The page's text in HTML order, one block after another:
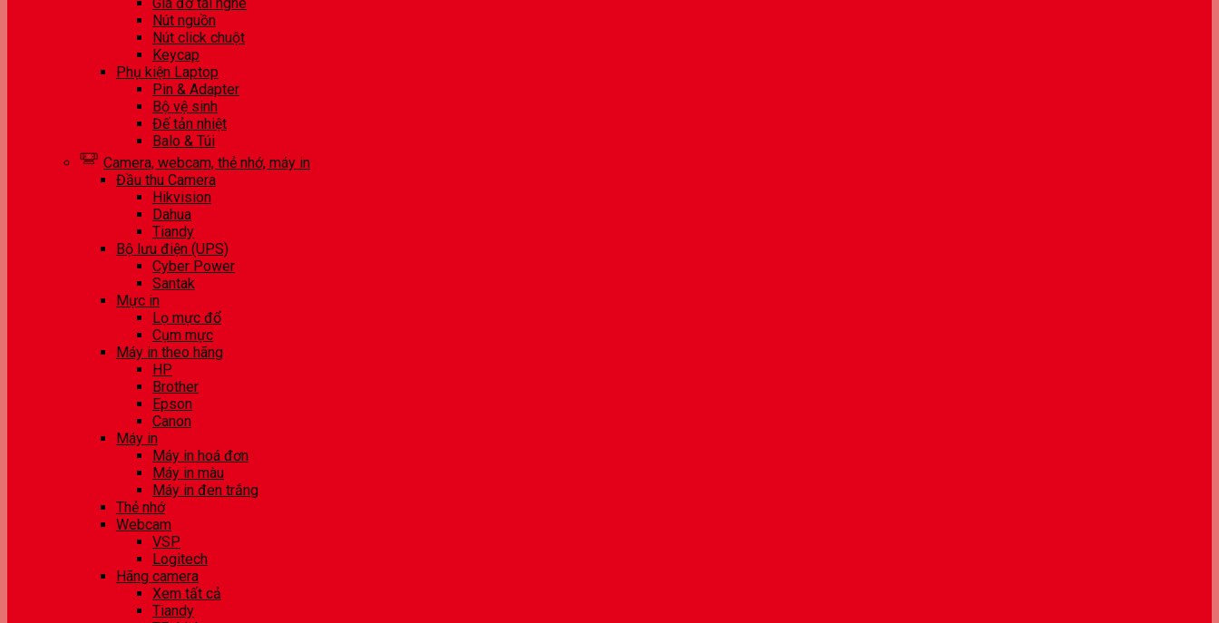
Nút nguồn
Nút click chuột
Keycap
Phụ kiện Laptop
Pin & Adapter
Bộ vệ sinh
Đế tản nhiệt
Balo & Túi
Camera, webcam, thẻ nhớ, máy in
Đầu thu Camera
Hikvision
Dahua
Tiandy
Bộ lưu điện (UPS)
Cyber Power
Santak
Mực in
Lọ mực đổ
Cụm mực
Máy in theo hãng
HP
Brother
Epson
Canon
Máy in
Máy in hoá đơn
Máy in màu
Máy in đen trắng
Thẻ nhớ
Webcam
VSP
Logitech
Hãng camera
Xem tất cả
Tiandy